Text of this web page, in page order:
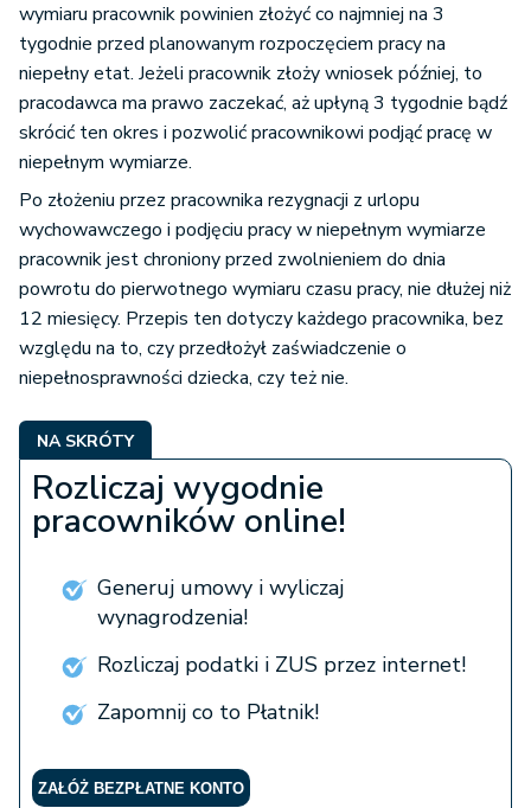
wymiaru pracownik powinien złożyć co najmniej na 3
tygodnie przed planowanym rozpoczęciem pracy na
niepełny etat. Jeżeli pracownik złoży wniosek później, to
pracodawca ma prawo zaczekać, aż upłyną 3 tygodnie bądź
skrócić ten okres i pozwolić pracownikowi podjąć pracę w
niepełnym wymiarze.
Po złożeniu przez pracownika rezygnacji z urlopu
wychowawczego i podjęciu pracy w niepełnym wymiarze
pracownik jest chroniony przed zwolnieniem do dnia
powrotu do pierwotnego wymiaru czasu pracy, nie dłużej niż
12 miesięcy. Przepis ten dotyczy każdego pracownika, bez
względu na to, czy przedłożył zaświadczenie o
niepełnosprawności dziecka, czy też nie.
NA SKRÓTY
Rozliczaj wygodnie
pracowników online!
Generuj umowy i wyliczaj
wynagrodzenia!
Rozliczaj podatki i ZUS przez internet!
Zapomnij co to Płatnik!
ZAŁÓŻ BEZPŁATNE KONTO